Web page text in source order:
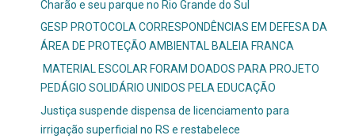
Charão e seu parque no Rio Grande do Sul
GESP PROTOCOLA CORRESPONDÊNCIAS EM DEFESA DA
ÁREA DE PROTEÇÃO AMBIENTAL BALEIA FRANCA
MATERIAL ESCOLAR FORAM DOADOS PARA PROJETO
PEDÁGIO SOLIDÁRIO UNIDOS PELA EDUCAÇÃO
Justiça suspende dispensa de licenciamento para
irrigação superficial no RS e restabelece